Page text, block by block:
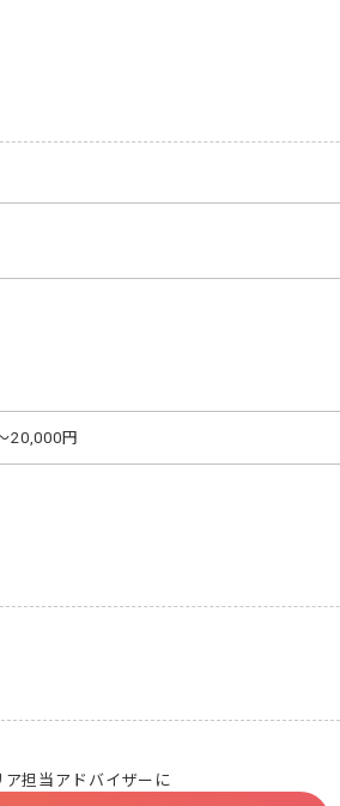
20,000円
ア担当アドバイザーに